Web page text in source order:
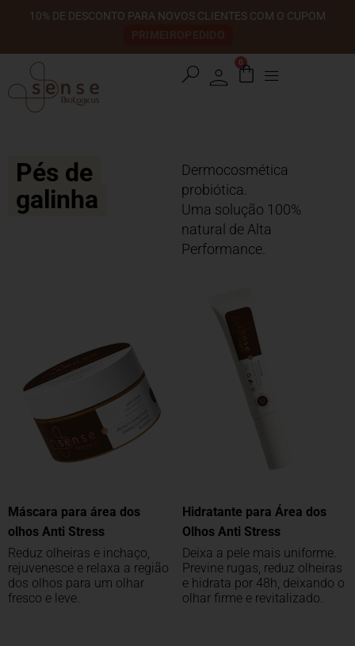
10% DE DESCONTO PARA NOVOS CLIENTES COM O CUPOM
search 0
Pés de
galinha
Dermocosmética
probiótica.
Uma solução 100%
natural de Alta
Performance.
Máscara para área dos
olhos Anti Stress
Reduz olheiras e inchaço,
rejuvenesce e relaxa a região
dos olhos para um olhar
fresco e leve.
Hidratante para Área dos
Olhos Anti Stress
Deixa a pele mais uniforme.
Previne rugas, reduz olheiras
e hidrata por 48h, deixando o
olhar firme e revitalizado.